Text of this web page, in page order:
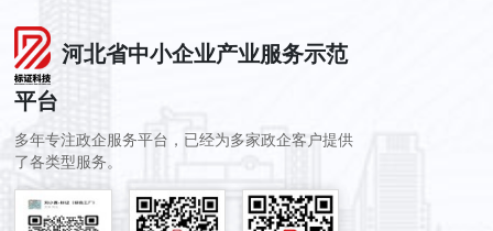
河北省中小企业产业服务示范
平台
多年专注政企服务平台，已经为多家政企客户提供
了各类型服务。